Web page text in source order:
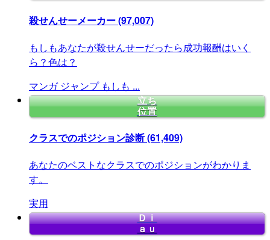
殺せんせーメーカー(97,007)
もしもあなたが殺せんせーだったら成功報酬はいく
ら？色は？
マンガ ジャンプ もしも ...
立ち
位置
クラスでのポジション診断(61,409)
あなたのベストなクラスでのポジションがわかりま
す。
実用
Ｄｉ
ａｕ